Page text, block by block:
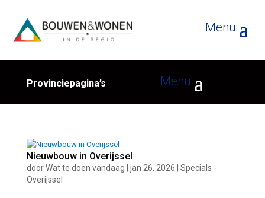
Provinciepagina’s
Nieuwbouw in Overijssel
doorWat te doen vandaag jan 26, 2026
Specials -
Overijssel